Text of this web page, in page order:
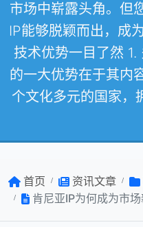
市场中崭露头角。但
IP能够脱颖而出，成
技术优势一目了然
的一大优势在于其内
个文化多元的国家，
首页 资讯文章
肯尼亚IP为何成为市